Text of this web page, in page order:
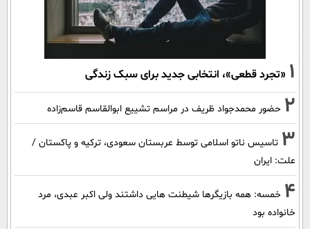
1 «تجرد قطعی»، انتخابی جدید برای سبک زندگی
2 حضور محمدجواد ظریف در مراسم تشییع ابوالقاسم قاسم‌زاده
3 تاسیس ناتو اسلامی توسط عربستان سعودی، ترکیه و پاکستان /
علت: ایران
4 خمسه: همه بازیگرها شیطنت هایی داشتند ولی اکبر عبدی، مرد
خانواده بود